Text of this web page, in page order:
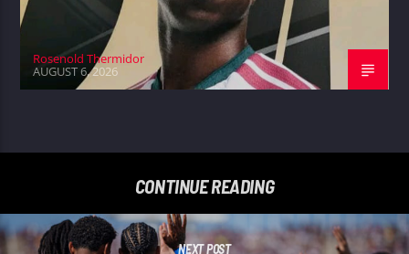
Rosenold Thermidor
AUGUST 6, 2026
CONTINUE READING
NEXT POST